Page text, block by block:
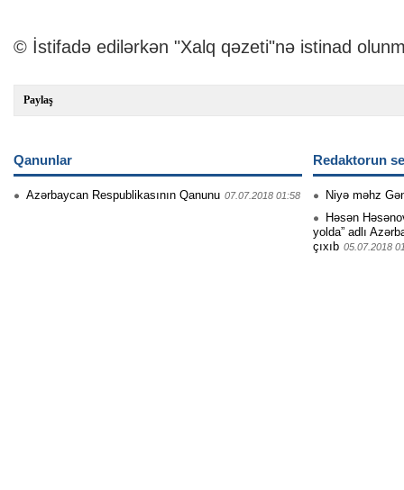
© İstifadə edilərkən "Xalq qəzeti"nə istinad
Paylaş
Qanunlar
Azərbaycan Respublikasının Qanunu 07.07.2018 01:58
Redaktorun
Niyə məhz
Həsən
yolda” adlı
çıxıb 05.07.2018